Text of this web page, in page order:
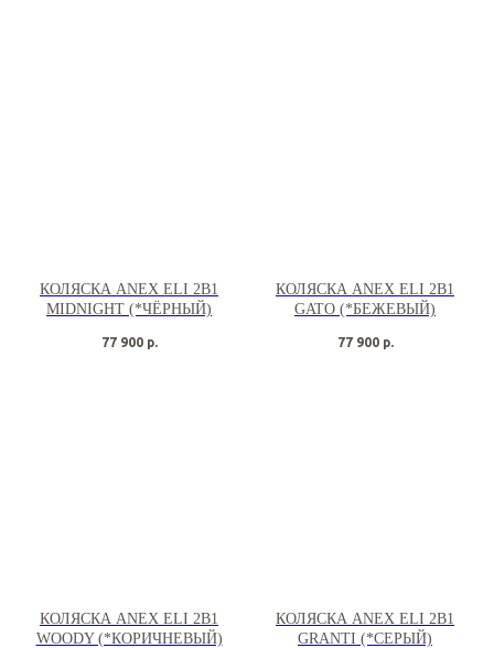
КОЛЯСКА ANEX ELI 2В1
MIDNIGHT (*ЧЁРНЫЙ)
77 900 р.
КОЛЯСКА ANEX ELI 2В1
GATO (*БЕЖЕВЫЙ)
77 900 р.
КОЛЯСКА ANEX ELI 2В1
WOODY (*КОРИЧНЕВЫЙ)
КОЛЯСКА ANEX ELI 2В1
GRANTI (*СЕРЫЙ)